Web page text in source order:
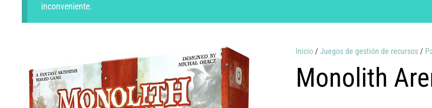
inconveniente.
Inicio/ Juegos de gestión de recursos/
Monolith